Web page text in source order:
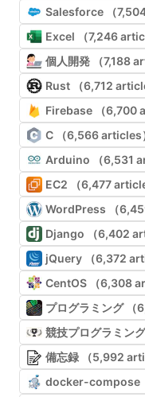
Salesforce （
Excel （7,246
個人開発 （7,188
Rust （6,712
Firebase （6,700
C （6,566 articles
Arduino （6,531
EC2 （6,477
WordPress （
Django （6,402
jQuery （6,372
CentOS （6,308
プログラミング （
競技プログラミン
備忘録 （5,992
docker-compose